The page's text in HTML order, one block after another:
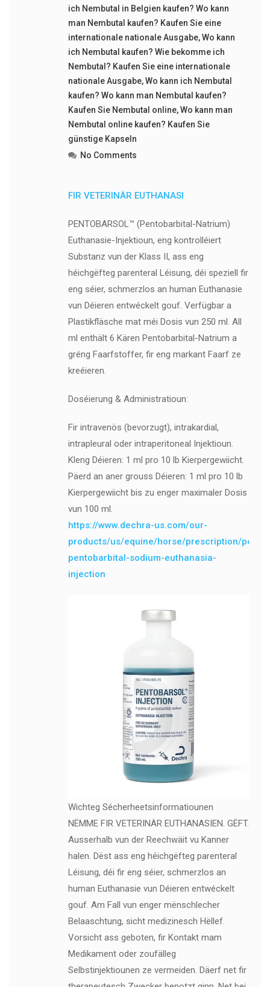
ich Nembutal in Belgien kaufen? Wo kann
man Nembutal kaufen? Kaufen Sie eine
internationale nationale Ausgabe,Wo kann
ich Nembutal kaufen? Wie bekomme ich
Nembutal? Kaufen Sie eine internationale
nationale Ausgabe,Wo kann ich Nembutal
kaufen? Wo kann man Nembutal kaufen?
Kaufen Sie Nembutal online,Wo kann man
Nembutal online kaufen? Kaufen Sie
günstige Kapseln
No Comments
FIR VETERINÄR EUTHANASI
PENTOBARSOL™ (Pentobarbital-Natrium)
Euthanasie-Injektioun, eng kontrolléiert
Substanz vun der Klass II, ass eng
héichgëfteg parenteral Léisung, déi speziell fir
eng séier, schmerzlos an human Euthanasie
vun Déieren entwéckelt gouf. Verfügbar a
Plastikfläsche mat méi Dosis vun 250 ml. All
ml enthält 6 Kären Pentobarbital-Natrium a
gréng Faarfstoffer, fir eng markant Faarf ze
kreéieren.
Doséierung & Administratioun:
Fir intravenös (bevorzugt), intrakardial,
intrapleural oder intraperitoneal Injektioun.
Kleng Déieren: 1 ml pro 10 lb Kierpergewiicht.
Päerd an aner grouss Déieren: 1 ml pro 10 lb
Kierpergewiicht bis zu enger maximaler Dosis
vun 100 ml.
https://www.dechra-us.com/our-
products/us/equine/horse/prescription/
pentobarbital-sodium-euthanasia-
injection
Wichteg Sécherheetsinformatiounen
NËMME FIR VETERINÄR EUTHANASIEN. GËFT.
Ausserhalb vun der Reechwäit vu Kanner
halen. Dëst ass eng héichgëfteg parenteral
Léisung, déi fir eng séier, schmerzlos an
human Euthanasie vun Déieren entwéckelt
gouf. Am Fall vun enger mënschlecher
Belaaschtung, sicht medizinesch Hëllef.
Vorsicht ass geboten, fir Kontakt mam
Medikament oder zoufälleg
Selbstinjektiounen ze vermeiden. Däerf net fir